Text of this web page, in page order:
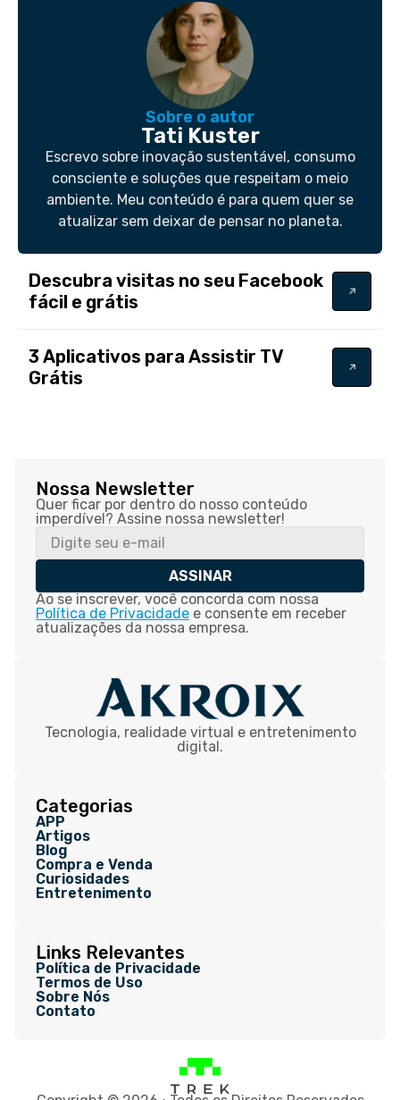
Sobre o autor
Tati Kuster
Escrevo sobre inovação sustentável, consumo
consciente e soluções que respeitam o meio
ambiente. Meu conteúdo é para quem quer se
atualizar sem deixar de pensar no planeta.
Descubra visitas no seu Facebook
fácil e grátis
3 Aplicativos para Assistir TV
Grátis
Nossa Newsletter
Quer ficar por dentro do nosso conteúdo
imperdível? Assine nossa newsletter!
ASSINAR
Ao se inscrever, você concorda com nossa
Política de Privacidade e consente em receber
atualizações da nossa empresa.
Tecnologia, realidade virtual e entretenimento
digital.
Categorias
APP
Artigos
Blog
Compra e Venda
Curiosidades
Entretenimento
Links Relevantes
Política de Privacidade
Termos de Uso
Sobre Nós
Contato